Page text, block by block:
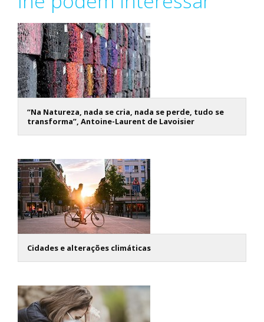
“Na Natureza, nada se cria, nada se perde, tudo se
transforma”, Antoine-Laurent de Lavoisier
Cidades e alterações climáticas